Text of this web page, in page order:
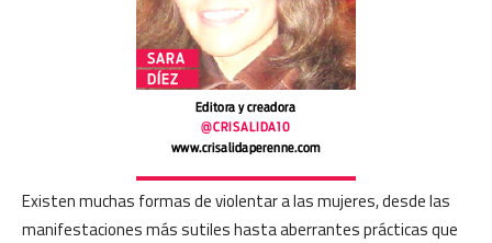
Existen muchas formas de violentar a las mujeres, desde las
manifestaciones más sutiles hasta aberrantes prácticas que